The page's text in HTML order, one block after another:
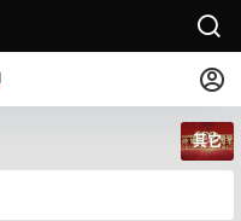
其它